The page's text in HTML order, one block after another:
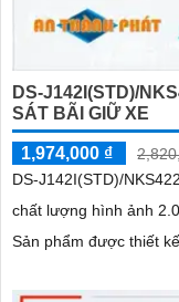
DS-J142I(STD)/
SÁT BÃI GIỮ XE
1,974,000 ₫
DS-J142I(STD)/
chất lượng hình ảnh
Sản phẩm được thiết